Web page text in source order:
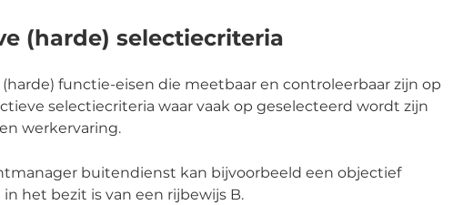
(harde) selectiecriteria
functie-eisen die meetbaar en controleerbaar zijn op
selectiecriteria waar vaak op geselecteerd wordt zijn
werkervaring.
buitendienst kan bijvoorbeeld een objectief
het bezit is van een rijbewijs B.